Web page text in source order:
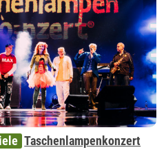
Taschenlampenkonzert